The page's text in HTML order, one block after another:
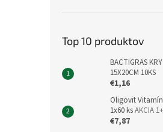
Top 10 produktov
BACTIGRAS
15X20CM 10KS
€1,16
Oligovit
1x60 ksAKCIA
€7,87